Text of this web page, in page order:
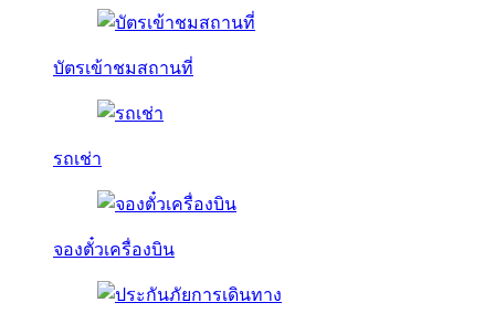
บัตรเข้าชมสถานที่
รถเช่า
จองตั๋วเครื่องบิน